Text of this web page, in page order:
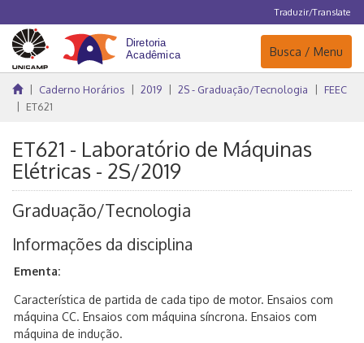
Traduzir/Translate
Navegação
Busca / Menu
Caderno Horários 2019 2S - Graduação/Tecnologia
FEEC
ET621
ET621 - Laboratório de Máquinas
Elétricas - 2S/2019
Graduação/Tecnologia
Informações da disciplina
Ementa:
Característica de partida de cada tipo de motor. Ensaios com
máquina CC. Ensaios com máquina síncrona. Ensaios com
máquina de indução.